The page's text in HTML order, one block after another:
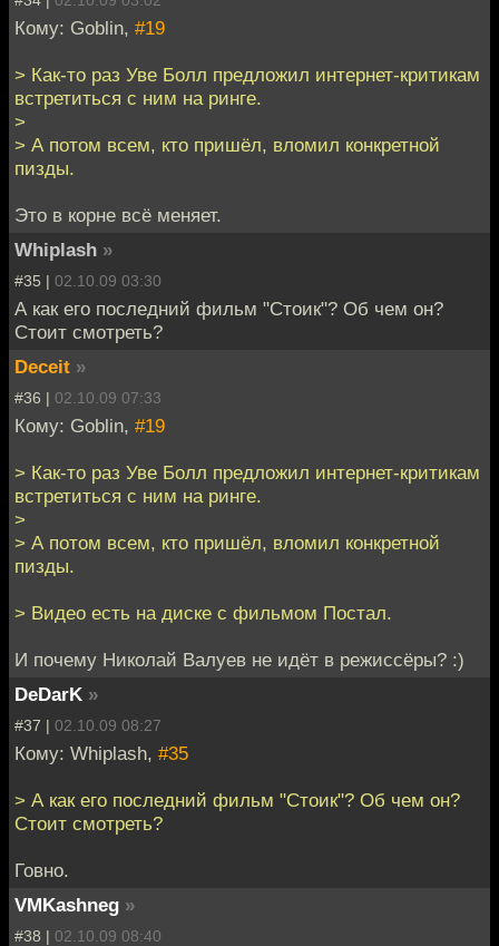
Кому: Goblin, #19
> Как-то раз Уве Болл предложил интернет-критикам
встретиться с ним на ринге.
>
> А потом всем, кто пришёл, вломил конкретной
пизды.
Это в корне всё меняет.
Whiplash »
#35 | 02.10.09 03:30
А как его последний фильм "Стоик"? Об чем он?
Стоит смотреть?
Deceit »
#36 | 02.10.09 07:33
Кому: Goblin, #19
> Как-то раз Уве Болл предложил интернет-критикам
встретиться с ним на ринге.
>
> А потом всем, кто пришёл, вломил конкретной
пизды.
> Видео есть на диске с фильмом Постал.
И почему Николай Валуев не идёт в режиссёры? :)
DeDarK »
#37 | 02.10.09 08:27
Кому: Whiplash, #35
> А как его последний фильм "Стоик"? Об чем он?
Стоит смотреть?
Говно.
VMKashneg »
#38 | 02.10.09 08:40